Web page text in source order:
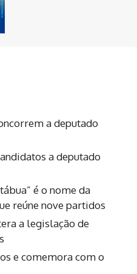
a deputado
a deputado
é o nome da
reúne nove partidos
a legislação de
e comemora com o